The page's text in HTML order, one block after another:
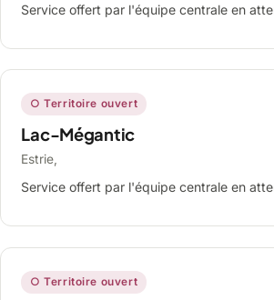
Service offert par l'équipe centrale en
○ Territoire ouvert
Lac-Mégantic
Estrie,
Service offert par l'équipe centrale en
○ Territoire ouvert